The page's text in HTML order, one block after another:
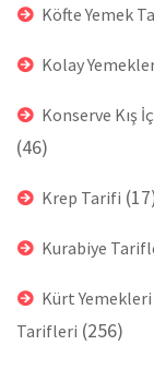
Köfte Yemek
Kolay
Konserve Kış
(46)
Krep Tarifi
Kurabiye
Kürt
Tarifleri (256)